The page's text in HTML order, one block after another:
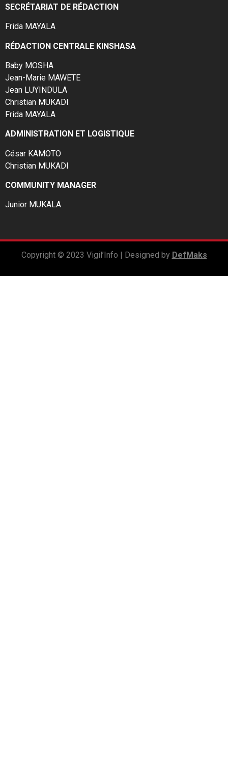
SECRÉTARIAT DE RÉDACTION
Frida MAYALA
RÉDACTION CENTRALE KINSHASA
Baby MOSHA
Jean-Marie MAWETE
Jean LUYINDULA
Christian MUKADI
Frida MAYALA
ADMINISTRATION ET LOGISTIQUE
César KAMOTO
Christian MUKADI
COMMUNITY MANAGER
Junior MUKALA
Copyright © 2023 Vigil’Info | Designed by DefMaks